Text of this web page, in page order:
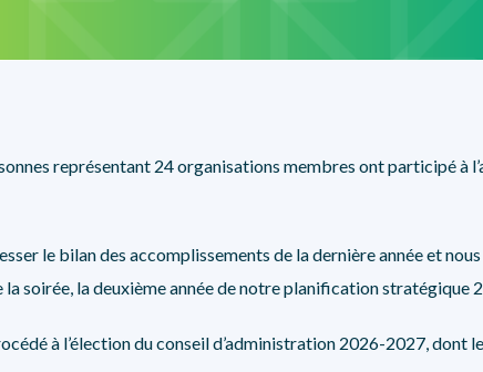
SÉCURITÉ,
représentant 24 organisations membres ont participé à
le bilan des accomplissements de la dernière année et
soirée, la deuxième année de notre planification stratégique
à l’élection du conseil d’administration 2026-2027, dont